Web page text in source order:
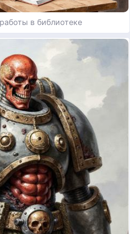
- Режим работы в библиотеке